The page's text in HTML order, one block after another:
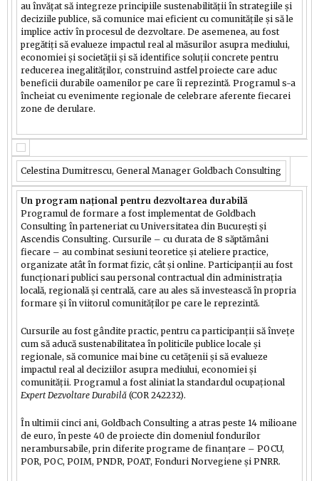
au învățat să integreze principiile sustenabilității în strategiile și
deciziile publice, să comunice mai eficient cu comunitățile și să le
implice activ în procesul de dezvoltare. De asemenea, au fost
pregătiți să evalueze impactul real al măsurilor asupra mediului,
economiei și societății și să identifice soluții concrete pentru
reducerea inegalităților, construind astfel proiecte care aduc
beneficii durabile oamenilor pe care îi reprezintă. Programul s-a
încheiat cu evenimente regionale de celebrare aferente fiecarei
zone de derulare.
Celestina Dumitrescu, General Manager Goldbach Consulting
Un program național pentru dezvoltarea durabilă
Programul de formare a fost implementat de Goldbach
Consulting în parteneriat cu Universitatea din București și
Ascendis Consulting. Cursurile – cu durata de 8 săptămâni
fiecare – au combinat sesiuni teoretice și ateliere practice,
organizate atât în format fizic, cât și online. Participanții au fost
funcționari publici sau personal contractual din administrația
locală, regională și centrală, care au ales să investească în propria
formare și în viitorul comunităților pe care le reprezintă.
Cursurile au fost gândite practic, pentru ca participanții să învețe
cum să aducă sustenabilitatea în politicile publice locale și
regionale, să comunice mai bine cu cetățenii și să evalueze
impactul real al deciziilor asupra mediului, economiei și
comunității. Programul a fost aliniat la standardul ocupațional
Expert Dezvoltare Durabilă(COR 242232).
În ultimii cinci ani, Goldbach Consulting a atras peste 14 milioane
de euro, în peste 40 de proiecte din domeniul fondurilor
nerambursabile, prin diferite programe de finanțare – POCU,
POR, POC, POIM, PNDR, POAT, Fonduri Norvegiene și PNRR.